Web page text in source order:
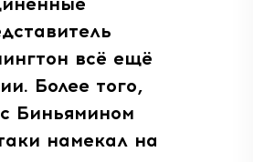
всё ещё
Более того,
Биньямином
намекал на